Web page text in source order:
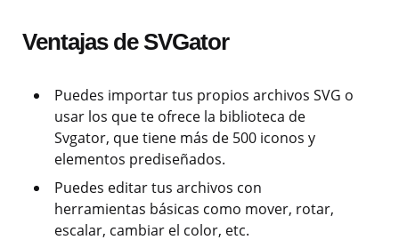
Ventajas de SVGator
Puedes importar tus propios archivos SVG o
usar los que te ofrece la biblioteca de
Svgator, que tiene más de 500 iconos y
elementos prediseñados.
Puedes editar tus archivos con
herramientas básicas como mover, rotar,
escalar, cambiar el color, etc.